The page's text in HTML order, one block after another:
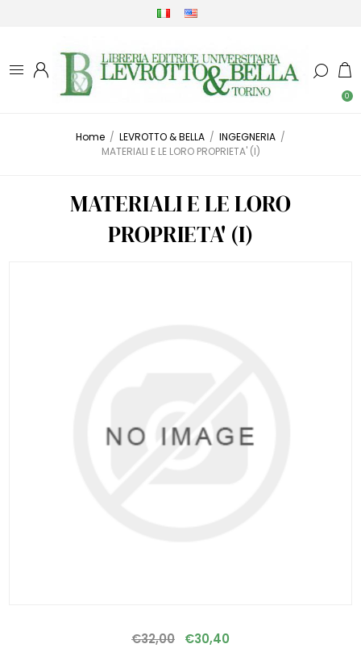
0
Home / LEVROTTO & BELLA / INGEGNERIA /
MATERIALI E LE LORO PROPRIETA' (I)
MATERIALI E LE LORO
PROPRIETA' (I)
€32,00 €30,40